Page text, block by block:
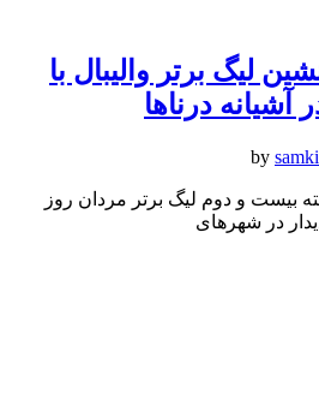
لیگ برتر والیبال با
درناها
بیست و دوم لیگ برتر مردان روز
در شهرهای